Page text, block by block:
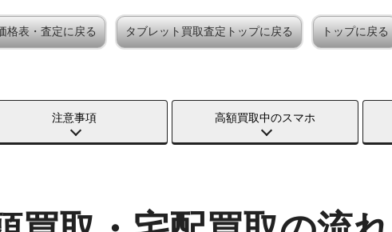
格表・査定に戻る タブレット買取査定トップに戻る トップに戻る
注意事項 高額買取中のスマホ